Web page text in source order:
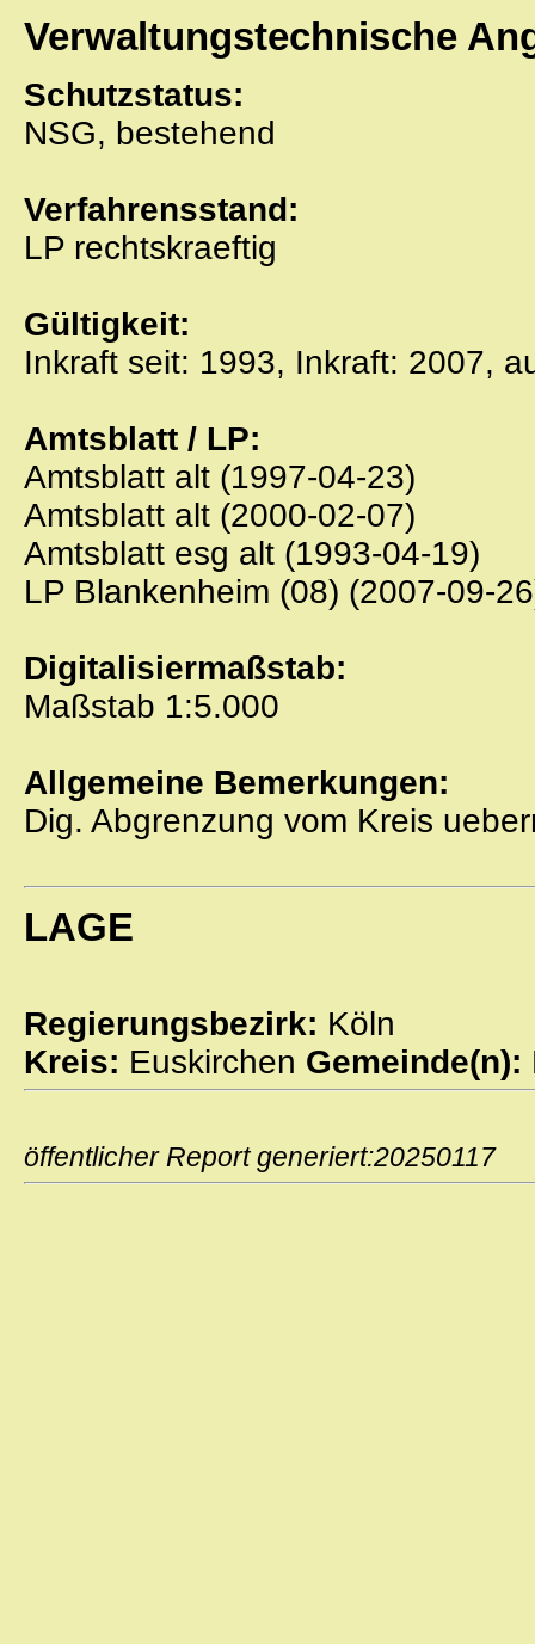
Verwaltungstechnische
Schutzstatus:
NSG, bestehend
Verfahrensstand:
LP rechtskraeftig
Gültigkeit:
Inkraft seit: 1993, Inkraft: 2007,
Amtsblatt / LP:
Amtsblatt alt (1997-04-23)
Amtsblatt alt (2000-02-07)
Amtsblatt esg alt (1993-04-19)
LP Blankenheim (08) (2007-09-
Digitalisiermaßstab:
Maßstab 1:5.000
Allgemeine Bemerkungen:
Dig. Abgrenzung vom Kreis
LAGE
Regierungsbezirk: Köln
Kreis: Euskirchen Gemeinde(n):
öffentlicher Report